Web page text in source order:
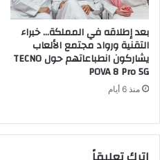
بعد إطلاقه في المملكة… خبراء
التقنية ورواد مجتمع الألعاب
يشاركون انطباعاتهم حول TECNO
POVA 8 Pro 5G
منذ 6 أيام